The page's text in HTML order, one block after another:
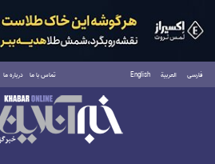
فارسی العربية English تماس با ما درباره ما
شنبه ۱۷ مرداد ۱۴۰۵